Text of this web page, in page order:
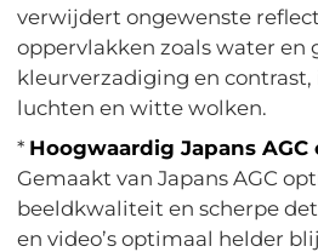
verwijdert ongewenste
oppervlakken zoals water en
kleurverzadiging en
luchten en witte wolken.
* Hoogwaardig Japans AGC
Gemaakt van Japans AGC
beeldkwaliteit en scherpe
en video’s optimaal helder